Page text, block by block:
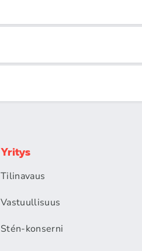
Yritys
Tilinavaus
Vastuullisuus
Stén-konserni